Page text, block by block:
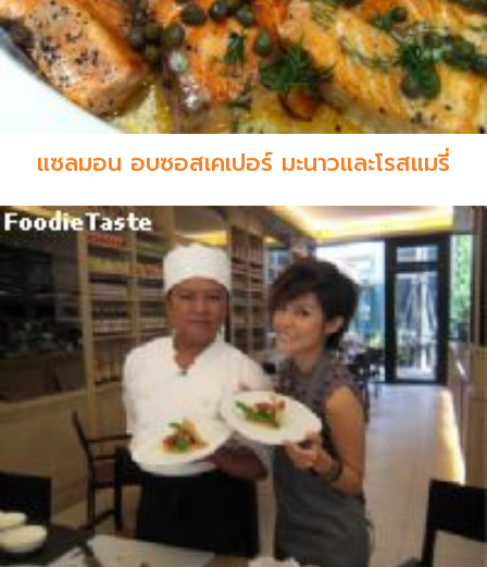
แซลมอน อบซอสเคเปอร์ มะนาวและโรสแมรี่